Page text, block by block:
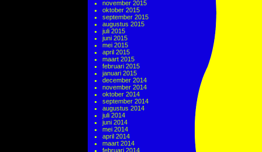
november 2015
oktober 2015
september 2015
augustus 2015
juli 2015
juni 2015
mei 2015
april 2015
maart 2015
februari 2015
januari 2015
december 2014
november 2014
oktober 2014
september 2014
augustus 2014
juli 2014
juni 2014
mei 2014
april 2014
maart 2014
februari 2014